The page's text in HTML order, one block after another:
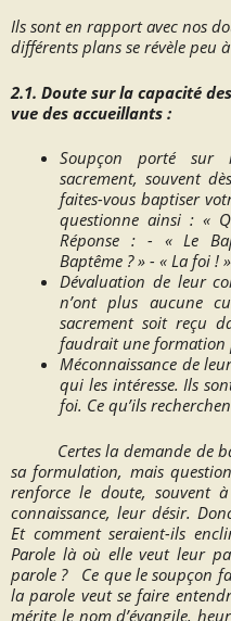
Ils sont en rapport avec nos
différents plans se révèle peu
2.1. Doute sur la capacité
vue des accueillants :
Soupçon porté sur
sacrement, souvent
faites-vous baptiser
questionne ainsi : «
Réponse : - «Le
Baptême ? » - « La foi ! »
Dévaluation de leur
n’ont plus aucune
sacrement soit reçu
faudrait une formation
Méconnaissance de
qui les intéresse. Ils
foi. Ce qu’ils
Certes la demande de
sa formulation, mais
renforce le doute, souvent
connaissance, leur désir.
Et comment seraient-ils
Parole là où elle veut leur
parole ? Ce que le soupçon
la parole veut se faire
mérite le nom d’évangile,